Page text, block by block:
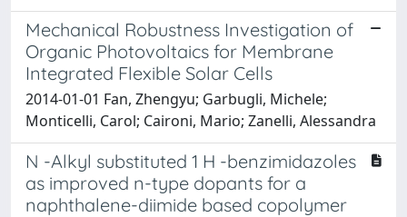
Mechanical Robustness Investigation of
Organic Photovoltaics for Membrane
Integrated Flexible Solar Cells
2014-01-01 Fan, Zhengyu; Garbugli, Michele;
Monticelli, Carol; Caironi, Mario; Zanelli, Alessandra
N -Alkyl substituted 1 H -benzimidazoles
as improved n-type dopants for a
naphthalene-diimide based copolymer